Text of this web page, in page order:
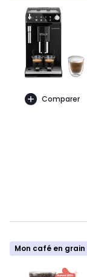
Comparer
Mon café en grain